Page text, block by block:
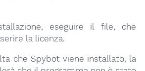
eseguire il file, che
la licenza.
che Spybot viene installato, la